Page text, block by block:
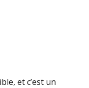
et c’est un